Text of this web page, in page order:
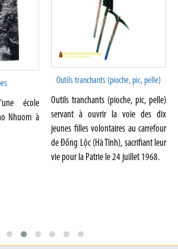
école
Nhuom à
Outils tranchants (pioche, pic, pelle)
Outils tranchants (pioche, pic, pelle)
servant à ouvrir la voie des dix
jeunes filles volontaires au carrefour
de Đồng Lộc (Hà Tĩnh), sacrifiant leur
vie pour la Patrie le 24 juillet 1968.